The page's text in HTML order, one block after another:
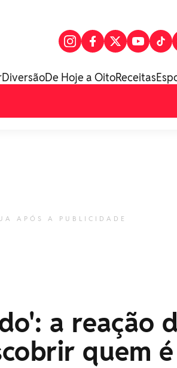
DiversãoDe Hoje a OitoReceitas
APÓS A PUBLICIDADE
a reação
quem é